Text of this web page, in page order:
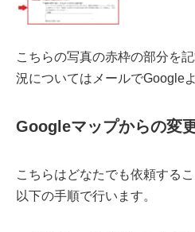
こちらの写真の赤枠の部分を
況についてはメールでGoogle
Googleマップからの変
こちらはどなたでも依頼するこ
以下の手順で行います。